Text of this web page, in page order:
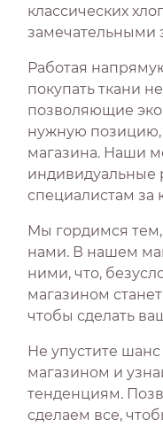
классических
замечательными
Работая
покупать ткани
позволяющие
нужную позицию,
магазина. Наши
индивидуальные
специалистам за
Мы гордимся
нами. В нашем
ними, что,
магазином
чтобы сделать
Не упустите
магазином и
тенденциям.
сделаем все,